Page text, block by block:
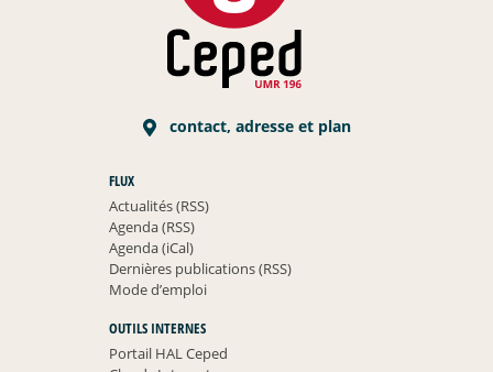
contact, adresse et plan
FLUX
Actualités (RSS)
Agenda (RSS)
Agenda (iCal)
Dernières publications (RSS)
Mode d’emploi
OUTILS INTERNES
Portail HAL Ceped